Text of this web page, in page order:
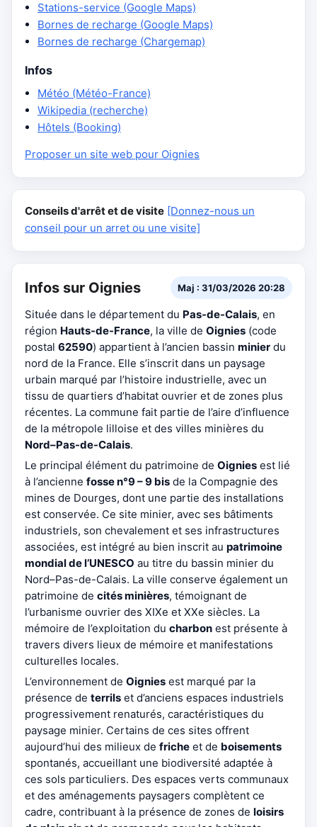
Stations-service (Google Maps)
Bornes de recharge (Google Maps)
Bornes de recharge (Chargemap)
Infos
Météo (Météo-France)
Wikipedia (recherche)
Hôtels (Booking)
Proposer un site web pour Oignies
Conseils d'arrêt et de visite [Donnez-nous un
conseil pour un arret ou une visite]
Infos sur Oignies Maj : 31/03/2026 20:28
Située dans le département du Pas-de-Calais, en
région Hauts-de-France, la ville de Oignies (code
postal 62590) appartient à l’ancien bassin minier du
nord de la France. Elle s’inscrit dans un paysage
urbain marqué par l’histoire industrielle, avec un
tissu de quartiers d’habitat ouvrier et de zones plus
récentes. La commune fait partie de l’aire d’influence
de la métropole lilloise et des villes minières du
Nord–Pas-de-Calais.
Le principal élément du patrimoine de Oignies est lié
à l’ancienne fosse n°9 – 9 bis de la Compagnie des
mines de Dourges, dont une partie des installations
est conservée. Ce site minier, avec ses bâtiments
industriels, son chevalement et ses infrastructures
associées, est intégré au bien inscrit au patrimoine
mondial de l’UNESCO au titre du bassin minier du
Nord–Pas-de-Calais. La ville conserve également un
patrimoine de cités minières, témoignant de
l’urbanisme ouvrier des XIXe et XXe siècles. La
mémoire de l’exploitation du charbon est présente à
travers divers lieux de mémoire et manifestations
culturelles locales.
L’environnement de Oignies est marqué par la
présence de terrils et d’anciens espaces industriels
progressivement renaturés, caractéristiques du
paysage minier. Certains de ces sites offrent
aujourd’hui des milieux de friche et de boisements
spontanés, accueillant une biodiversité adaptée à
ces sols particuliers. Des espaces verts communaux
et des aménagements paysagers complètent ce
cadre, contribuant à la présence de zones de loisirs